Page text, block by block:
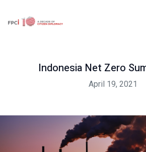
Indonesia Net Zero
Indonesia Net Zero
April 19, 2021